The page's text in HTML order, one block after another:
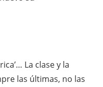
La clase y la
las últimas, no las